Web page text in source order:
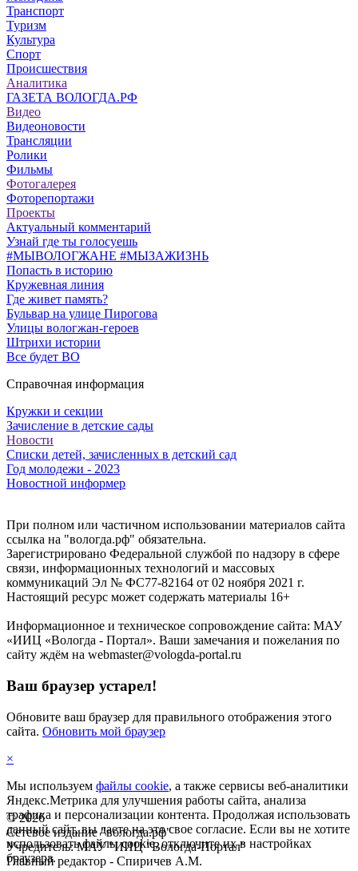
Транспорт
Туризм
Культура
Спорт
Происшествия
Аналитика
ГАЗЕТА ВОЛОГДА.РФ
Видео
Видеоновости
Трансляции
Ролики
Фильмы
Фотогалерея
Фоторепортажи
Проекты
Актуальный комментарий
Узнай где ты голосуешь
#МЫВОЛОГЖАНЕ #МЫЗАЖИЗНЬ
Попасть в историю
Кружевная линия
Где живет память?
Бульвар на улице Пирогова
Улицы вологжан-героев
Штрихи истории
Все будет ВО
Справочная информация
Кружки и секции
Зачисление в детские сады
Новости
Списки детей, зачисленных в детский сад
Год молодежи - 2023
©2026
Сетевое издание "вологда.рф"
Учредитель: МАУ "ИИЦ "Вологда-Портал"
Главный редактор - Спиричев А.М.
Новостной информер
При полном или частичном использовании материалов сайта
ссылка на "вологда.рф" обязательна.
Зарегистрировано Федеральной службой по надзору в сфере
связи, информационных технологий и массовых
коммуникаций Эл № ФС77-82164 от 02 ноября 2021 г.
Настоящий ресурс может содержать материалы 16+
Информационное и техническое сопровождение сайта: МАУ
«ИИЦ «Вологда - Портал». Ваши замечания и пожелания по
сайту ждём на webmaster@vologda-portal.ru
Ваш браузер устарел!
Обновите ваш браузер для правильного отображения этого
сайта. Обновить мой браузер
×
Мы используем файлы cookie, а также сервисы веб-аналитики
Яндекс.Метрика для улучшения работы сайта, анализа
трафика и персонализации контента. Продолжая использовать
данный сайт, вы даете на это свое согласие. Если вы не хотите
использовать файлы cookie, отключите их в настройках
браузера.